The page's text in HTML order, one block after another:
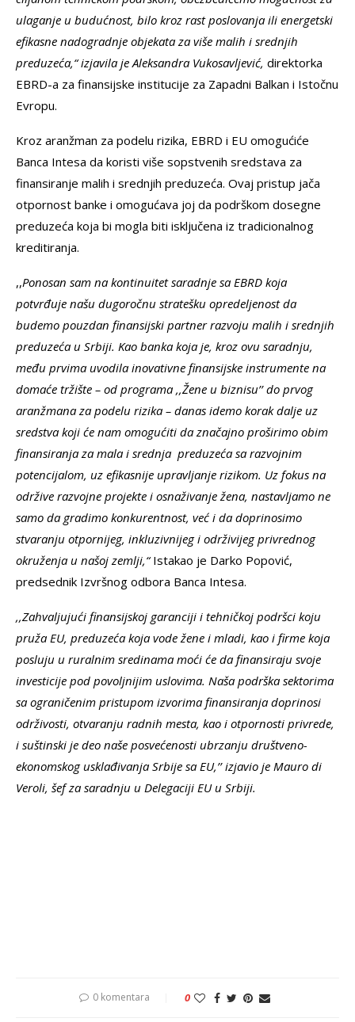
ulaganje u budućnost, bilo kroz rast poslovanja ili energetski
efikasne nadogradnje objekata za više malih i srednjih
preduzeća,“ izjavila je Aleksandra Vukosavljević, direktorka
EBRD-a za finansijske institucije za Zapadni Balkan i Istočnu
Evropu.
Kroz aranžman za podelu rizika, EBRD i EU omogućiće
Banca Intesa da koristi više sopstvenih sredstava za
finansiranje malih i srednjih preduzeća. Ovaj pristup jača
otpornost banke i omogućava joj da podrškom dosegne
preduzeća koja bi mogla biti isključena iz tradicionalnog
kreditiranja.
,,Ponosan sam na kontinuitet saradnje sa EBRD koja
potvrđuje našu dugoročnu stratešku opredeljenost da
budemo pouzdan finansijski partner razvoju malih i srednjih
preduzeća u Srbiji. Kao banka koja je, kroz ovu saradnju,
među prvima uvodila inovativne finansijske instrumente na
domaće tržište – od programa ,,Žene u biznisu’’ do prvog
aranžmana za podelu rizika – danas idemo korak dalje uz
sredstva koji će nam omogućiti da značajno proširimo obim
finansiranja za mala i srednja preduzeća sa razvojnim
potencijalom, uz efikasnije upravljanje rizikom. Uz fokus na
održive razvojne projekte i osnaživanje žena, nastavljamo ne
samo da gradimo konkurentnost, već i da doprinosimo
stvaranju otpornijeg, inkluzivnijeg i održivijeg privrednog
okruženja u našoj zemlji,“Istakao je Darko Popović,
predsednik Izvršnog odbora Banca Intesa.
,,Zahvaljujući finansijskoj garanciji i tehničkoj podršci koju
pruža EU, preduzeća koja vode žene i mladi, kao i firme koja
posluju u ruralnim sredinama moći će da finansiraju svoje
investicije pod povoljnijim uslovima. Naša podrška sektorima
sa ograničenim pristupom izvorima finansiranja doprinosi
održivosti, otvaranju radnih mesta, kao i otpornosti privrede,
i suštinski je deo naše posvećenosti ubrzanju društveno-
ekonomskog usklađivanja Srbije sa EU,’’ izjavio je Mauro di
Veroli, šef za saradnju u Delegaciji EU u Srbiji.
0 komentara 0